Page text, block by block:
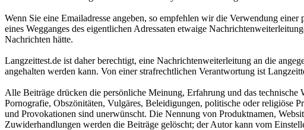
Wenn Sie eine Emailadresse angeben, so empfehlen wir die Verwendung
eines Wegganges des eigentlichen Adressaten etwaige
Nachrichten hätte.
Langzeittest.de ist daher berechtigt, eine Nachrichtenweiterleitung an die
angehalten werden kann. Von einer strafrechtlichen Verantwortung ist
Alle Beiträge drücken die persönliche Meinung, Erfahrung und das
Pornografie, Obszönitäten, Vulgäres, Beleidigungen, politische oder religiöse
und Provokationen sind unerwünscht. Die Nennung von Produktnamen,
Zuwiderhandlungen werden die Beiträge gelöscht; der Autor kann vom